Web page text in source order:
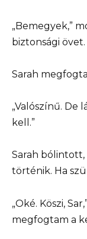
„Bemegyek,”
biztonsági övet.
Sarah
„Valószínű.
kell.”
Sarah bólintott,
történik. Ha
„Oké. Köszi,
megfogtam a